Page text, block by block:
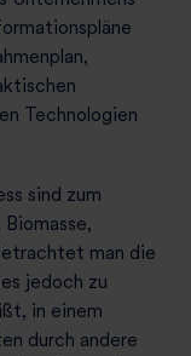
Technologien
sind zum
man die
jedoch zu
in einem
durch andere